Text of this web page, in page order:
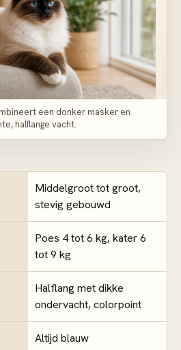
een donker masker en
halflange vacht.
Middelgroot tot groot,
stevig gebouwd
Poes 4 tot 6 kg, kater 6
tot 9 kg
Halflang met dikke
ondervacht, colorpoint
Altijd blauw